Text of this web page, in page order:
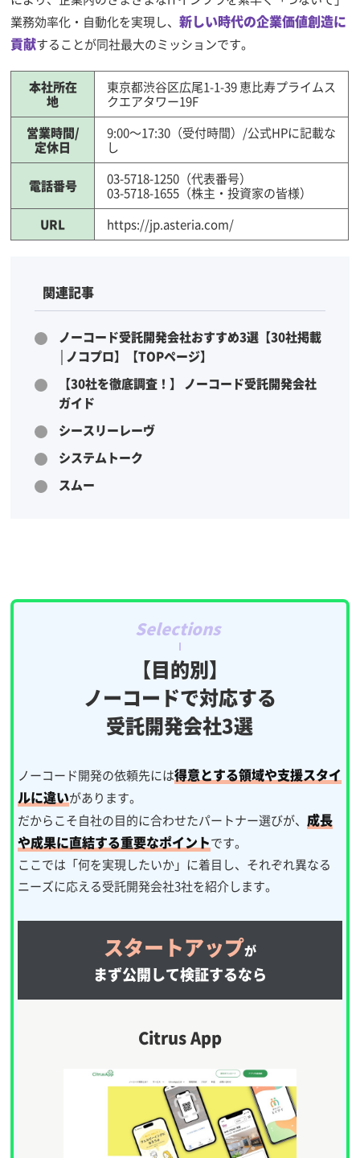
業務効率化・自動化を実現し、新しい時代の企業価値創造に
貢献することが同社最大のミッションです。
本社所在
地
東京都渋谷区広尾1-1-39 恵比寿プライムス
クエアタワー19F
営業時間/
定休日
9:00～17:30（受付時間）/公式HPに記載な
し
電話番号
03-5718-1250（代表番号）
03-5718-1655（株主・投資家の皆様）
URL
https://jp.asteria.com/
関連記事
ノーコード受託開発会社おすすめ3選【30社掲載
│ノコプロ】【TOPページ】
【30社を徹底調査！】 ノーコード受託開発会社
ガイド
シースリーレーヴ
システムトーク
スムー
【目的別】
ノーコードで対応する
受託開発会社3選
ノーコード開発の依頼先には得意とする領域や支援スタイ
ルに違いがあります。
だからこそ自社の目的に合わせたパートナー選びが、 成長
や成果に直結する重要なポイントです。
ここでは「何を実現したいか」に着目し、それぞれ異なる
ニーズに応える受託開発会社3社を紹介します。
スタートアップが
まず公開して検証するなら
Citrus App